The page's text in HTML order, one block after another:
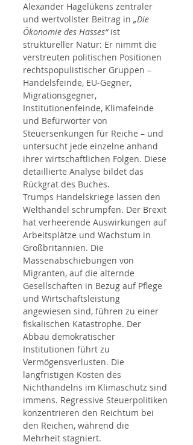
Alexander Hagelükens zentraler
und wertvollster Beitrag in „Die
Ökonomie des Hasses“ ist
struktureller Natur: Er nimmt die
verstreuten politischen Positionen
rechtspopulistischer Gruppen –
Handelsfeinde, EU-Gegner,
Migrationsgegner,
Institutionenfeinde, Klimafeinde
und Befürworter von
Steuersenkungen für Reiche – und
untersucht jede einzelne anhand
ihrer wirtschaftlichen Folgen. Diese
detaillierte Analyse bildet das
Rückgrat des Buches.
Trumps Handelskriege lassen den
Welthandel schrumpfen. Der Brexit
hat verheerende Auswirkungen auf
Arbeitsplätze und Wachstum in
Großbritannien. Die
Massenabschiebungen von
Migranten, auf die alternde
Gesellschaften in Bezug auf Pflege
und Wirtschaftsleistung
angewiesen sind, führen zu einer
fiskalischen Katastrophe. Der
Abbau demokratischer
Institutionen führt zu
Vermögensverlusten. Die
langfristigen Kosten des
Nichthandelns im Klimaschutz sind
immens. Regressive Steuerpolitiken
konzentrieren den Reichtum bei
den Reichen, während die
Mehrheit stagniert.